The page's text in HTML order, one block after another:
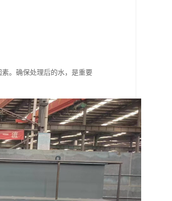
。确保处理后的水，是重要